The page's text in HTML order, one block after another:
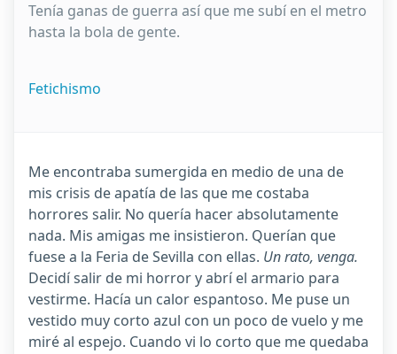
Tenía ganas de guerra así que me subí en el metro
hasta la bola de gente.
Fetichismo
Me encontraba sumergida en medio de una de
mis crisis de apatía de las que me costaba
horrores salir. No quería hacer absolutamente
nada. Mis amigas me insistieron. Querían que
fuese a la Feria de Sevilla con ellas. Un rato, venga.
Decidí salir de mi horror y abrí el armario para
vestirme. Hacía un calor espantoso. Me puse un
vestido muy corto azul con un poco de vuelo y me
miré al espejo. Cuando vi lo corto que me quedaba